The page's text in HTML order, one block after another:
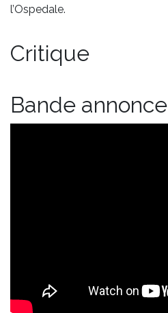
l’Ospedale.
Critique
Bande annonce